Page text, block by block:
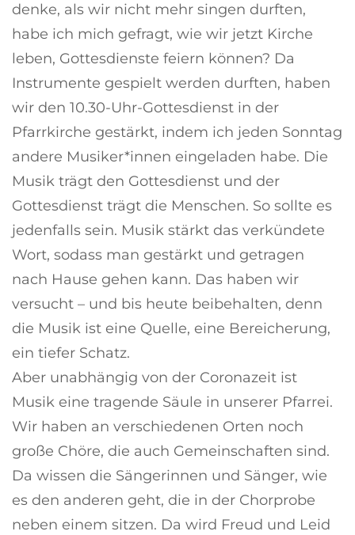
denke, als wir nicht mehr singen durften,
habe ich mich gefragt, wie wir jetzt Kirche
leben, Gottesdienste feiern können? Da
Instrumente gespielt werden durften, haben
wir den 10.30-Uhr-Gottesdienst in der
Pfarrkirche gestärkt, indem ich jeden Sonntag
andere Musiker*innen eingeladen habe. Die
Musik trägt den Gottesdienst und der
Gottesdienst trägt die Menschen. So sollte es
jedenfalls sein. Musik stärkt das verkündete
Wort, sodass man gestärkt und getragen
nach Hause gehen kann. Das haben wir
versucht – und bis heute beibehalten, denn
die Musik ist eine Quelle, eine Bereicherung,
ein tiefer Schatz.
Aber unabhängig von der Coronazeit ist
Musik eine tragende Säule in unserer Pfarrei.
Wir haben an verschiedenen Orten noch
große Chöre, die auch Gemeinschaften sind.
Da wissen die Sängerinnen und Sänger, wie
es den anderen geht, die in der Chorprobe
neben einem sitzen. Da wird Freud und Leid